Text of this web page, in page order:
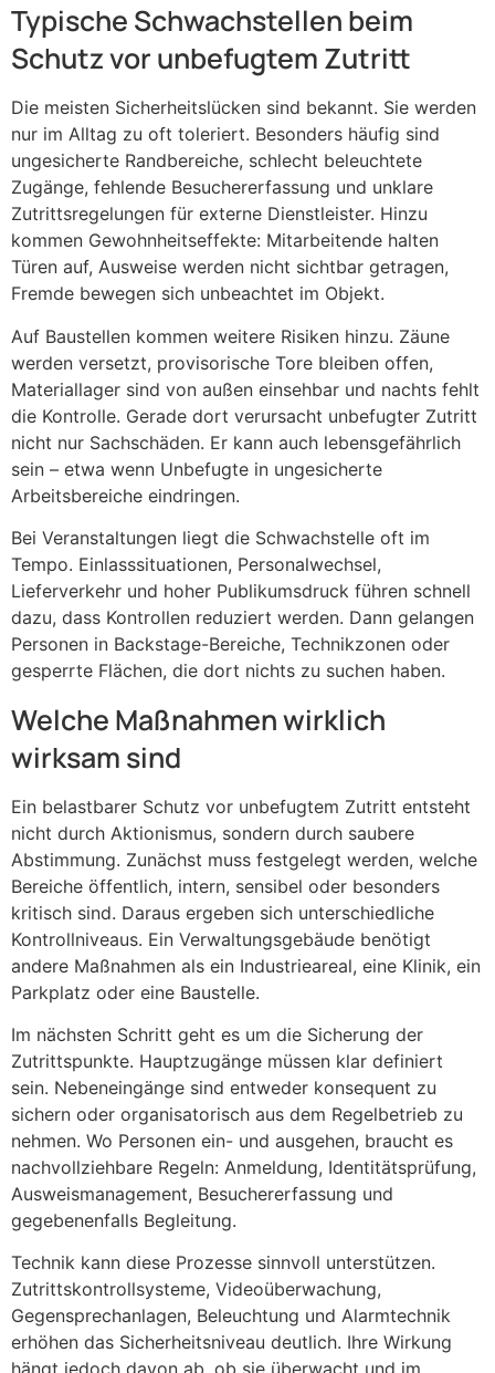
Typische Schwachstellen beim
Schutz vor unbefugtem Zutritt
Die meisten Sicherheitslücken sind bekannt. Sie werden
nur im Alltag zu oft toleriert. Besonders häufig sind
ungesicherte Randbereiche, schlecht beleuchtete
Zugänge, fehlende Besuchererfassung und unklare
Zutrittsregelungen für externe Dienstleister. Hinzu
kommen Gewohnheitseffekte: Mitarbeitende halten
Türen auf, Ausweise werden nicht sichtbar getragen,
Fremde bewegen sich unbeachtet im Objekt.
Auf Baustellen kommen weitere Risiken hinzu. Zäune
werden versetzt, provisorische Tore bleiben offen,
Materiallager sind von außen einsehbar und nachts fehlt
die Kontrolle. Gerade dort verursacht unbefugter Zutritt
nicht nur Sachschäden. Er kann auch lebensgefährlich
sein – etwa wenn Unbefugte in ungesicherte
Arbeitsbereiche eindringen.
Bei Veranstaltungen liegt die Schwachstelle oft im
Tempo. Einlasssituationen, Personalwechsel,
Lieferverkehr und hoher Publikumsdruck führen schnell
dazu, dass Kontrollen reduziert werden. Dann gelangen
Personen in Backstage-Bereiche, Technikzonen oder
gesperrte Flächen, die dort nichts zu suchen haben.
Welche Maßnahmen wirklich
wirksam sind
Ein belastbarer Schutz vor unbefugtem Zutritt entsteht
nicht durch Aktionismus, sondern durch saubere
Abstimmung. Zunächst muss festgelegt werden, welche
Bereiche öffentlich, intern, sensibel oder besonders
kritisch sind. Daraus ergeben sich unterschiedliche
Kontrollniveaus. Ein Verwaltungsgebäude benötigt
andere Maßnahmen als ein Industrieareal, eine Klinik, ein
Parkplatz oder eine Baustelle.
Im nächsten Schritt geht es um die Sicherung der
Zutrittspunkte. Hauptzugänge müssen klar definiert
sein. Nebeneingänge sind entweder konsequent zu
sichern oder organisatorisch aus dem Regelbetrieb zu
nehmen. Wo Personen ein- und ausgehen, braucht es
nachvollziehbare Regeln: Anmeldung, Identitätsprüfung,
Ausweismanagement, Besuchererfassung und
gegebenenfalls Begleitung.
Technik kann diese Prozesse sinnvoll unterstützen.
Zutrittskontrollsysteme, Videoüberwachung,
Gegensprechanlagen, Beleuchtung und Alarmtechnik
erhöhen das Sicherheitsniveau deutlich. Ihre Wirkung